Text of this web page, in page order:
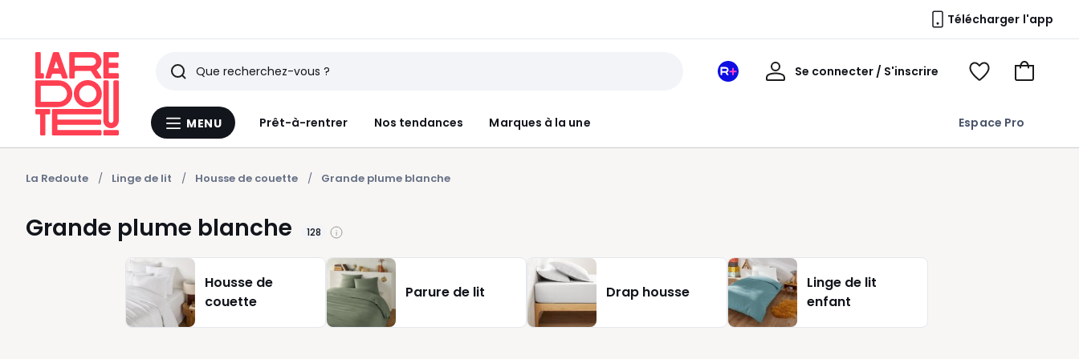
Télécharger l'app
Menu
MENU Prêt-à-rentrer Nos tendances Marques à la une Espace Pro
Rechercher
Derniers
articles
vus
Mon
Se connecter / S'inscrire
Mon
Voir
Voir
La Redoute Linge de lit Housse de couette Grande plume blanche
Grande plume blanche 128
Housse de
couette
Parure de lit Drap housse
Linge de lit
enfant